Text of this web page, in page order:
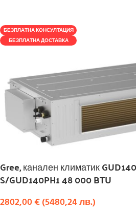
БЕЗПЛАТНА КОНСУЛТАЦИЯ
БЕЗПЛАТНА ДОСТАВКА
Gree, канален климатик
S/GUD140PH1 48 000 BTU
2802,00€(5480,24лв.)